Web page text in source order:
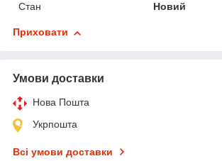
Стан
Новий
Приховати
Умови доставки
Нова Пошта
Укрпошта
Всі умови доставки